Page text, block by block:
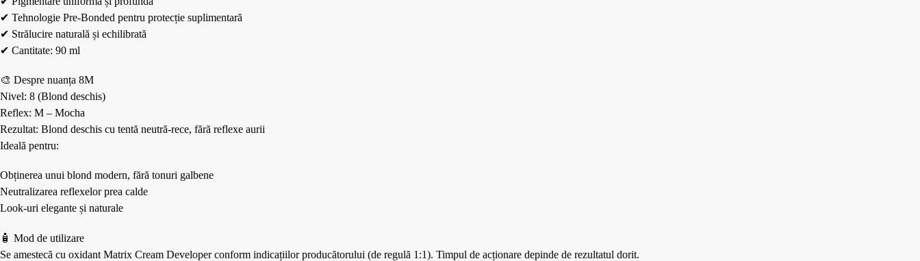
✔ Tehnologie Pre-Bonded pentru protecție suplimentară
✔ Strălucire naturală și echilibrată
✔ Cantitate: 90 ml
🎨 Despre nuanța 8M
Nivel: 8 (Blond deschis)
Reflex: M – Mocha
Rezultat: Blond deschis cu tentă neutră-rece, fără reflexe aurii
Ideală pentru:
Obținerea unui blond modern, fără tonuri galbene
Neutralizarea reflexelor prea calde
Look-uri elegante și naturale
🧴 Mod de utilizare
Se amestecă cu oxidant Matrix Cream Developer conform indicațiilor producătorului (de regulă 1:1). Timpul de acționare depinde de rezultatul dorit.